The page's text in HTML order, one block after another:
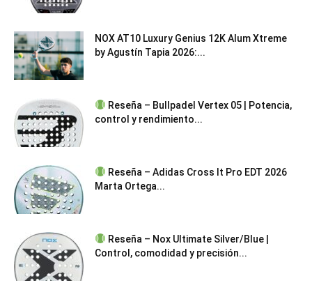
NOX AT10 Luxury Genius 12K Alum Xtreme
by Agustín Tapia 2026:...
Reseña – Bullpadel Vertex 05 | Potencia,
control y rendimiento...
Reseña – Adidas Cross It Pro EDT 2026
Marta Ortega...
Reseña – Nox Ultimate Silver/Blue |
Control, comodidad y precisión...